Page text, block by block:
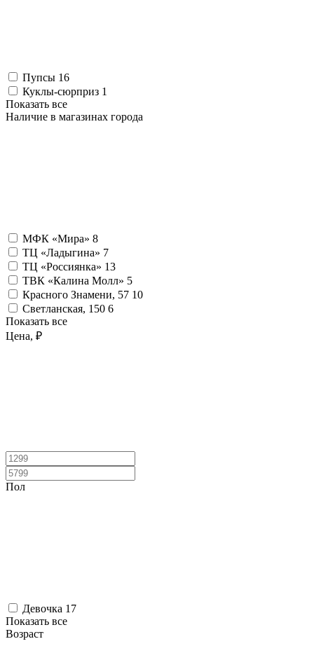
Пупсы 16
Куклы-сюрприз 1
Показать все
Наличие в магазинах города
МФК «Мира» 8
ТЦ «Ладыгина» 7
ТЦ «Россиянка» 13
ТВК «Калина Молл» 5
Красного Знамени, 57 10
Светланская, 150 6
Показать все
Цена, ₽
Пол
Девочка 17
Показать все
Возраст